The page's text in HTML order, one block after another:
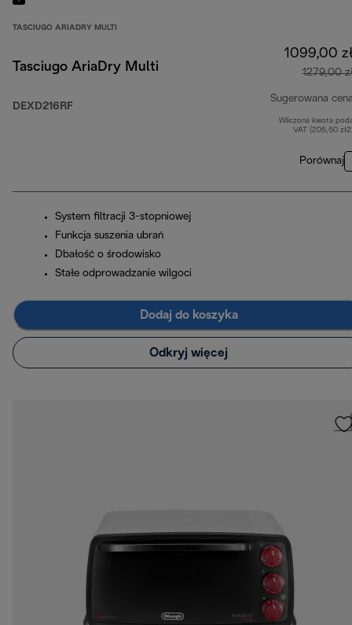
TASCIUGO ARIADRY MULTI
Tasciugo AriaDry Multi
DEXD216RF
1099,00
1279,00
Sugerowana
Wliczona kwota
VAT (205,50
Porównaj
System filtracji 3-stopniowej
Funkcja suszenia ubrań
Dbałość o środowisko
Stałe odprowadzanie wilgoci
Dodaj do koszyka
Odkryj więcej